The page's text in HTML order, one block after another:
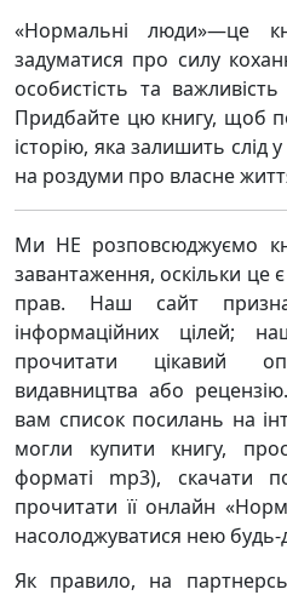
«Нормальні люди»—це
задуматися про силу
особистість та
Придбайте цю книгу, щоб
історію, яка залишить слід
на роздуми про власне
Ми НЕ розповсюджуємо
завантаження, оскільки
прав. Наш сайт
інформаційних цілей;
прочитати цікавий
видавництва або
вам список посилань на
могли купити книгу,
форматі mp3), скачати
прочитати її онлайн
насолоджуватися нею будь-
Як правило, на